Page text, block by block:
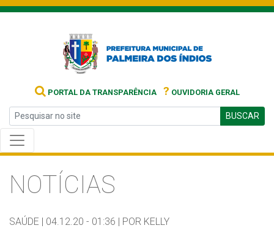
PORTAL DA TRANSPARÊNCIA ? OUVIDORIA GERAL
BUSCAR
NOTÍCIAS
SAÚDE | 04.12.20 - 01:36 | POR KELLY